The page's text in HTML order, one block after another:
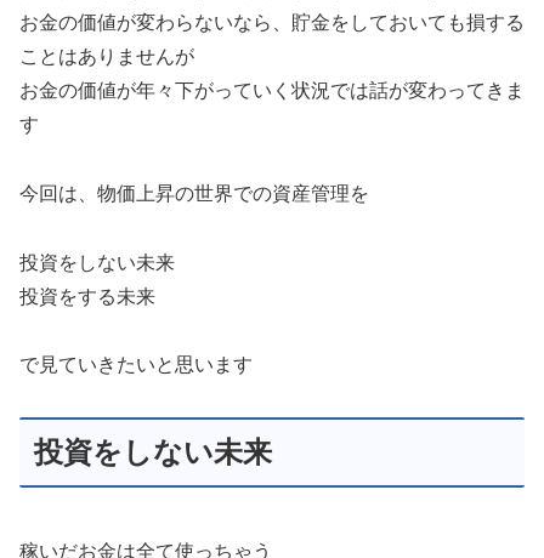
お金の価値が変わらないなら、貯金をしておいても損する
ことはありませんが
お金の価値が年々下がっていく状況では話が変わってきま
す
今回は、物価上昇の世界での資産管理を
投資をしない未来
投資をする未来
で見ていきたいと思います
投資をしない未来
稼いだお金は全て使っちゃう